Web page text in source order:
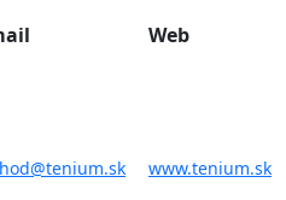
Web
www.tenium.sk